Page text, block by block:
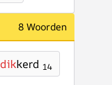
8 Woorden
dikkerd 14